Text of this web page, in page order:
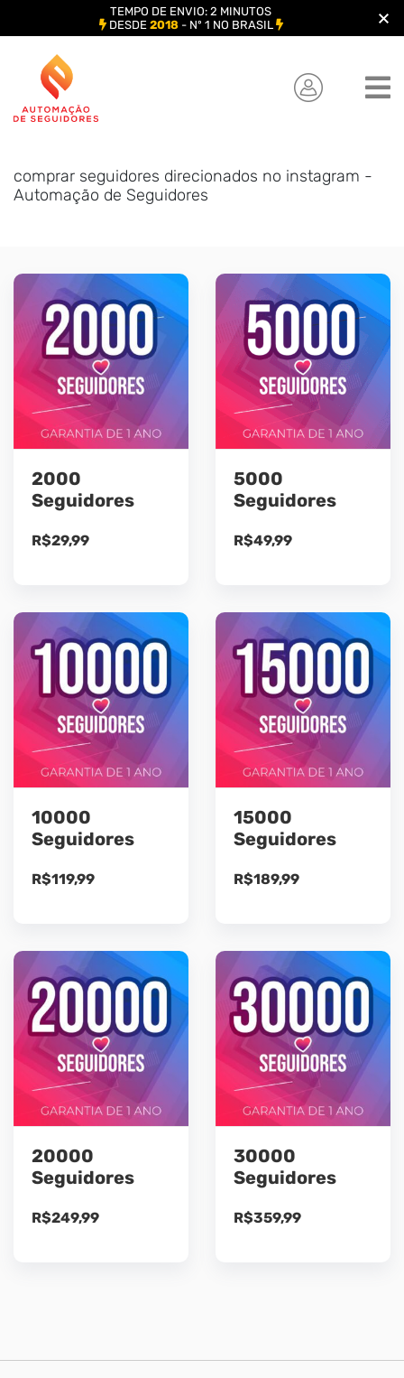
content
comprar seguidores direcionados no instagram -
Automação de Seguidores
2000
Seguidores
R$29,99
5000
Seguidores
R$49,99
10000
Seguidores
R$119,99
15000
Seguidores
R$189,99
20000
Seguidores
R$249,99
30000
Seguidores
R$359,99
TEMPO DE ENVIO: 2 MINUTOS
DESDE 2018- Nº 1 NO BRASIL